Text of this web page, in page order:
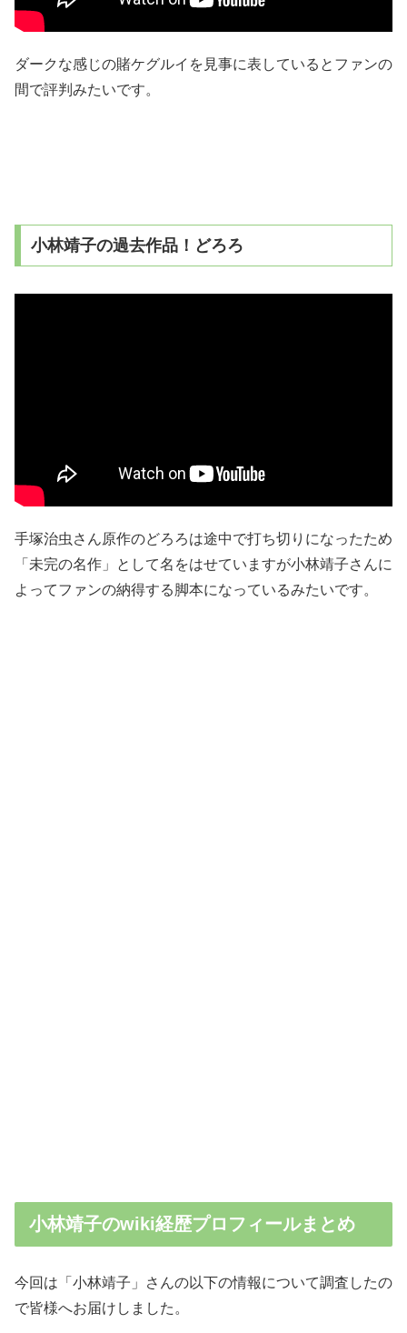
ダークな感じの賭ケグルイを見事に表しているとファンの
間で評判みたいです。
小林靖子の過去作品！どろろ
手塚治虫さん原作のどろろは途中で打ち切りになったため
「未完の名作」として名をはせていますが小林靖子さんに
よってファンの納得する脚本になっているみたいです。
小林靖子のwiki経歴プロフィールまとめ
今回は「小林靖子」さんの以下の情報について調査したの
で皆様へお届けしました。